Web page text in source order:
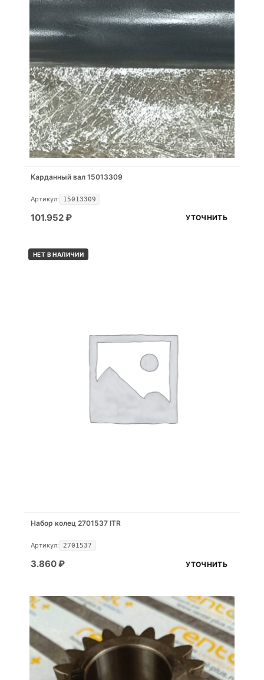
Карданный вал 15013309
Артикул: 15013309
101.952₽ УТОЧНИТЬ
НЕТ В НАЛИЧИИ
Набор колец 2701537 ITR
Артикул: 2701537
3.860₽ УТОЧНИТЬ